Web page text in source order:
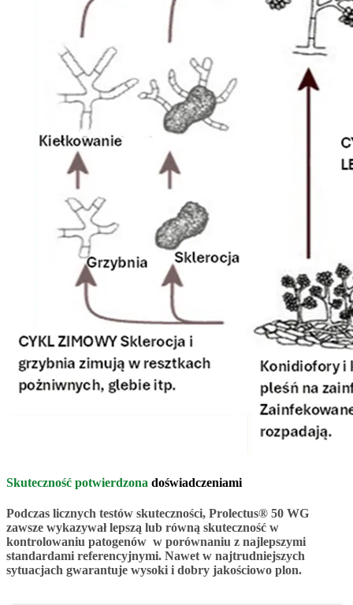
Skuteczność potwierdzona doświadczeniami
Podczas licznych testów skuteczności, Prolectus® 50 WG
zawsze wykazywał lepszą lub równą skuteczność w
kontrolowaniu patogenów w porównaniu z najlepszymi
standardami referencyjnymi. Nawet w najtrudniejszych
sytuacjach gwarantuje wysoki i dobry jakościowo plon.